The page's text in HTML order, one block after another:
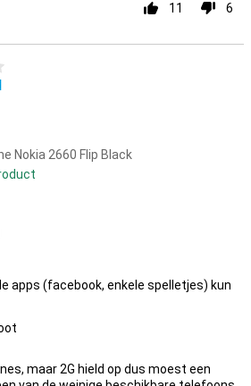
11 6
Nokia 2660 Flip Black
apps (facebook, enkele spelletjes) kun
maar 2G hield op dus moest een